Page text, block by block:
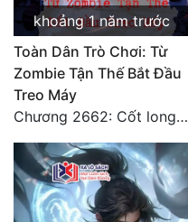
khoảng 1 năm trước
Toàn Dân Trò Chơi: Từ
Zombie Tận Thế Bắt Đầu
Treo Máy
Chương 2662: Cốt long tiểu đội